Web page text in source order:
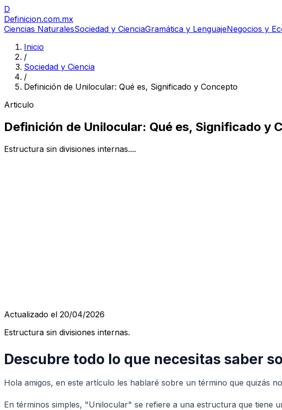
D
Definicion.com.mx
Ciencias NaturalesSociedad y CienciaGramática y LenguajeNegocios y
Inicio
/
Sociedad y Ciencia
/
Definición de Unilocular: Qué es, Significado y Concepto
Articulo
Definición de Unilocular: Qué es, Significado y
Estructura sin divisiones internas....
Actualizado el 20/04/2026
Estructura sin divisiones internas.
Descubre todo lo que necesitas saber
Hola amigos, en este artículo les hablaré sobre un término que quizás
En términos simples, "Unilocular" se refiere a una estructura que tiene